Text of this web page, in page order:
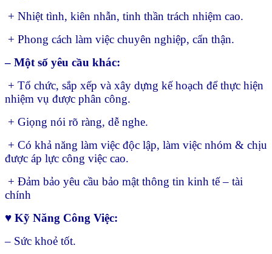
+ Nhiệt tình, kiên nhẫn, tinh thần trách nhiệm cao.
+ Phong cách làm việc chuyên nghiệp, cẩn thận.
– Một số yêu cầu khác:
+ Tổ chức, sắp xếp và xây dựng kế hoạch để thực hiện
nhiệm vụ được phân công.
+ Giọng nói rõ ràng, dễ nghe.
+ Có khả năng làm việc độc lập, làm việc nhóm & chịu
được áp lực công việc cao.
+ Đảm bảo yêu cầu bảo mật thông tin kinh tế – tài
chính
♥ Kỹ Năng Công Việc:
– Sức khoẻ tốt.